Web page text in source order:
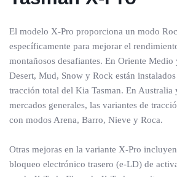
El modelo X-Pro proporciona un modo
específicamente para mejorar el
montañosos desafiantes. En Oriente
Desert, Mud, Snow y Rock están
tracción total del Kia Tasman. En Australia
mercados generales, las variantes de
con modos Arena, Barro, Nieve y Roca.
Otras mejoras en la variante X-Pro
bloqueo electrónico trasero (e-LD) de